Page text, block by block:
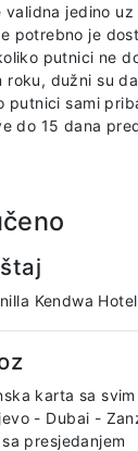
validna jedino
potrebno je
putnici ne
roku, dužni su
putnici sami
do 15 dana
Kendwa Hotel
karta sa
- Dubai -
presjedanjem